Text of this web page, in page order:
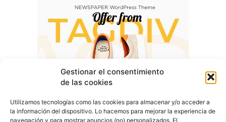
Gestionar el consentimiento
de las cookies
Utilizamos tecnologías como las cookies para almacenar y/o acceder a
la información del dispositivo. Lo hacemos para mejorar la experiencia de
navegación y para mostrar anuncios (no) personalizados. El